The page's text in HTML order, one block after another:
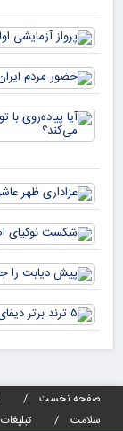
صفحه نخست
سلامت
تبلیغات